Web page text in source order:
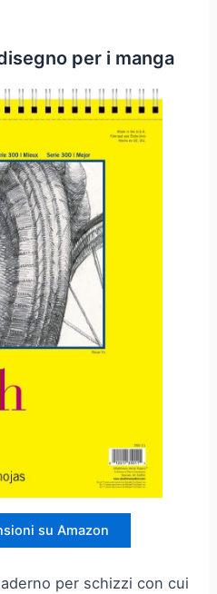
per i manga
su Amazon
per schizzi con cui